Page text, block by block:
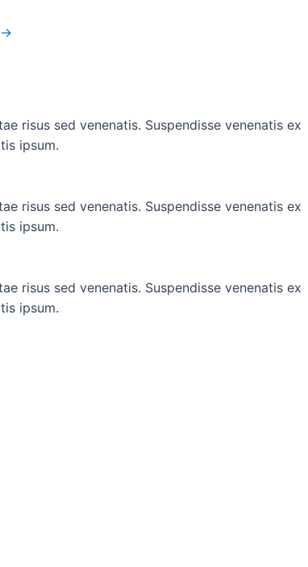
>
risus sed venenatis. Suspendisse venenatis ex
ipsum.
risus sed venenatis. Suspendisse venenatis ex
ipsum.
risus sed venenatis. Suspendisse venenatis ex
ipsum.